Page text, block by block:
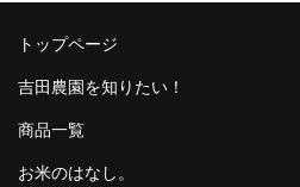
トップページ
吉田農園を知りたい！
商品一覧
お米のはなし。